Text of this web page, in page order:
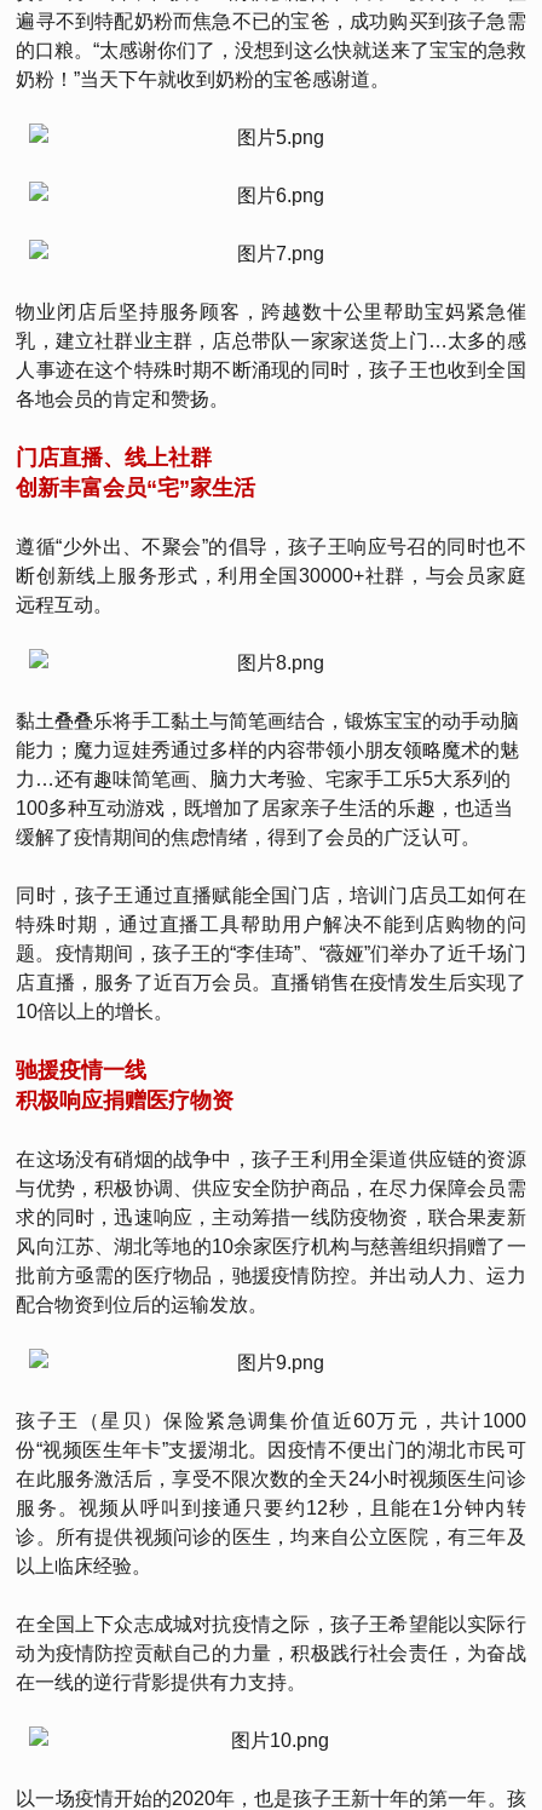
遍寻不到特配奶粉而焦急不已的宝爸，成功购买到孩子急需
的口粮。“太感谢你们了，没想到这么快就送来了宝宝的急救
奶粉！”当天下午就收到奶粉的宝爸感谢道。
物业闭店后坚持服务顾客，跨越数十公里帮助宝妈紧急催
乳，建立社群业主群，店总带队一家家送货上门…太多的感
人事迹在这个特殊时期不断涌现的同时，孩子王也收到全国
各地会员的肯定和赞扬。
门店直播、线上社群
创新丰富会员“宅”家生活
遵循“少外出、不聚会”的倡导，孩子王响应号召的同时也不
断创新线上服务形式，利用全国30000+社群，与会员家庭
远程互动。
黏土叠叠乐将手工黏土与简笔画结合，锻炼宝宝的动手动脑
能力；魔力逗娃秀通过多样的内容带领小朋友领略魔术的魅
力…还有趣味简笔画、脑力大考验、宅家手工乐5大系列的
100多种互动游戏，既增加了居家亲子生活的乐趣，也适当
缓解了疫情期间的焦虑情绪，得到了会员的广泛认可。
同时，孩子王通过直播赋能全国门店，培训门店员工如何在
特殊时期，通过直播工具帮助用户解决不能到店购物的问
题。疫情期间，孩子王的“李佳琦”、“薇娅”们举办了近千场门
店直播，服务了近百万会员。直播销售在疫情发生后实现了
10倍以上的增长。
驰援疫情一线
积极响应捐赠医疗物资
在这场没有硝烟的战争中，孩子王利用全渠道供应链的资源
与优势，积极协调、供应安全防护商品，在尽力保障会员需
求的同时，迅速响应，主动筹措一线防疫物资，联合果麦新
风向江苏、湖北等地的10余家医疗机构与慈善组织捐赠了一
批前方亟需的医疗物品，驰援疫情防控。并出动人力、运力
配合物资到位后的运输发放。
孩子王（星贝）保险紧急调集价值近60万元，共计1000
份“视频医生年卡”支援湖北。因疫情不便出门的湖北市民可
在此服务激活后，享受不限次数的全天24小时视频医生问诊
服务。视频从呼叫到接通只要约12秒，且能在1分钟内转
诊。所有提供视频问诊的医生，均来自公立医院，有三年及
以上临床经验。
在全国上下众志成城对抗疫情之际，孩子王希望能以实际行
动为疫情防控贡献自己的力量，积极践行社会责任，为奋战
在一线的逆行背影提供有力支持。
以一场疫情开始的2020年，也是孩子王新十年的第一年。孩